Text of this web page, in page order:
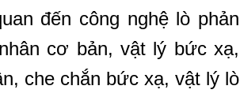
đến công nghệ lò phản
cơ bản, vật lý bức xạ,
che chắn bức xạ, vật lý lò